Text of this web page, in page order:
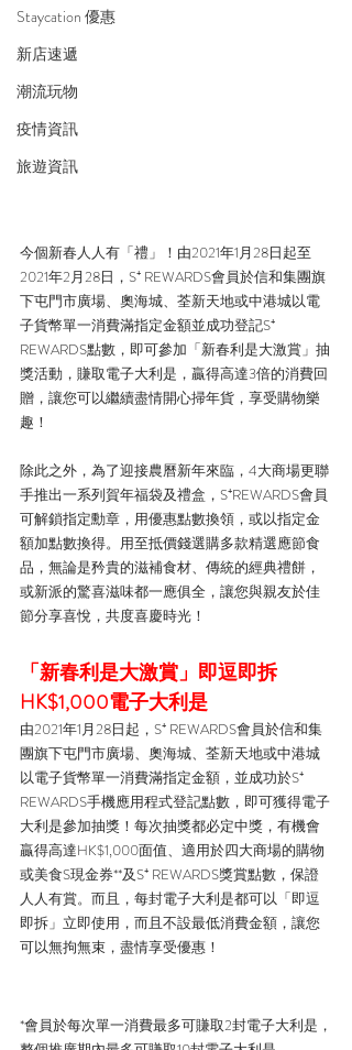
Staycation 優惠
新店速遞
潮流玩物
疫情資訊
旅遊資訊
今個新春人人有「禮」！由2021年1月28日起至
2021年2月28日，S⁺ REWARDS會員於信和集團旗
下屯門市廣場、奧海城、荃新天地或中港城以電
子貨幣單一消費滿指定金額並成功登記S⁺
REWARDS點數，即可參加「新春利是大激賞」抽
獎活動，賺取電子大利是，贏得高達3倍的消費回
贈，讓您可以繼續盡情開心掃年貨，享受購物樂
趣！
除此之外，為了迎接農曆新年來臨，4大商場更聯
手推出一系列賀年福袋及禮盒，S⁺REWARDS會員
可解鎖指定勳章，用優惠點數換領，或以指定金
額加點數換得。用至抵價錢選購多款精選應節食
品，無論是矜貴的滋補食材、傳統的經典禮餅，
或新派的驚喜滋味都一應俱全，讓您與親友於佳
節分享喜悅，共度喜慶時光！
「新春利是大激賞」即逗即拆
HK$1,000電子大利是
由2021年1月28日起，S⁺ REWARDS會員於信和集
團旗下屯門市廣場、奧海城、荃新天地或中港城
以電子貨幣單一消費滿指定金額，並成功於S⁺
REWARDS手機應用程式登記點數，即可獲得電子
大利是參加抽獎！每次抽獎都必定中獎，有機會
贏得高達HK$1,000面值、適用於四大商場的購物
或美食S現金券**及S⁺ REWARDS獎賞點數，保證
人人有賞。而且，每封電子大利是都可以「即逗
即拆」立即使用，而且不設最低消費金額，讓您
可以無拘無束，盡情享受優惠！
*會員於每次單一消費最多可賺取2封電子大利是，